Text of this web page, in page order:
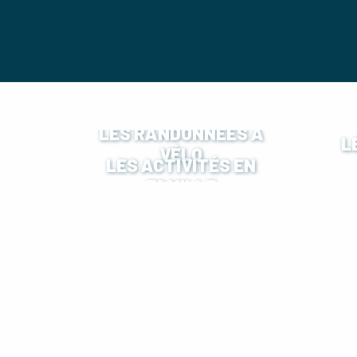
LES RANDONNÉES À
VÉLO
LES ACTIVITÉS EN
FAMILLE